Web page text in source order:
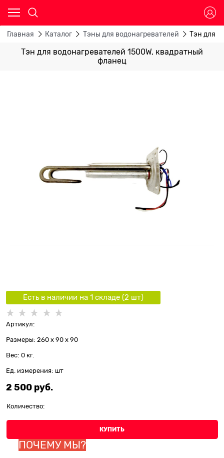
Главная Каталог Тэны для водонагревателей Тэн для
Тэн для водонагревателей 1500W, квадратный
фланец
Есть в наличии на 1 складe (2 шт)
Артикул:
Размеры: 260 x 90 x 90
Вес: 0 кг.
Ед. измерения: шт
2 500 руб.
Количество:
КУПИТЬ
ПОЧЕМУ МЫ?